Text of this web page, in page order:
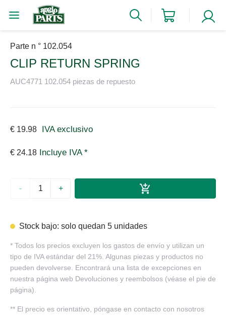
Parte n ° 102.054
CLIP RETURN SPRING
AUC4771 102.054 piezas de repuesto
€ 19.98 IVA exclusivo
€ 24.18 Incluye IVA *
- +
Stock bajo: solo quedan 5 unidades
* Todos los precios excluyen los gastos de envío y utilizan un
tipo de IVA estándar del 21%. Algunas piezas y productos no
pueden devolverse. Encontrará una lista de excepciones en
nuestra página web Devoluciones y reembolsos (véase el pie de
página).
** El precio es orientativo, póngase en contacto con nosotros